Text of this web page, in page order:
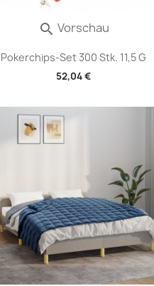
Pokerchips-Set 300 Stk. 11,5 G
52,04 €
 Vorschau